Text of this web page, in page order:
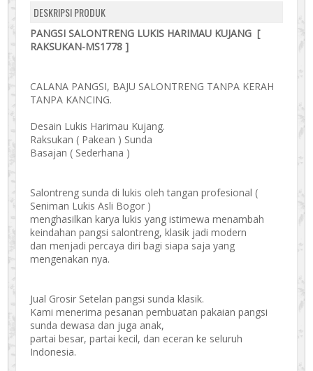
DESKRIPSI PRODUK
PANGSI SALONTRENG LUKIS HARIMAU KUJANG [
RAKSUKAN-MS1778 ]
CALANA PANGSI, BAJU SALONTRENG TANPA KERAH
TANPA KANCING.
Desain Lukis Harimau Kujang.
Raksukan ( Pakean ) Sunda
Basajan ( Sederhana )
Salontreng sunda di lukis oleh tangan profesional (
Seniman Lukis Asli Bogor )
menghasilkan karya lukis yang istimewa menambah
keindahan pangsi salontreng, klasik jadi modern
dan menjadi percaya diri bagi siapa saja yang
mengenakan nya.
Jual Grosir Setelan pangsi sunda klasik.
Kami menerima pesanan pembuatan pakaian pangsi
sunda dewasa dan juga anak,
partai besar, partai kecil, dan eceran ke seluruh
Indonesia.